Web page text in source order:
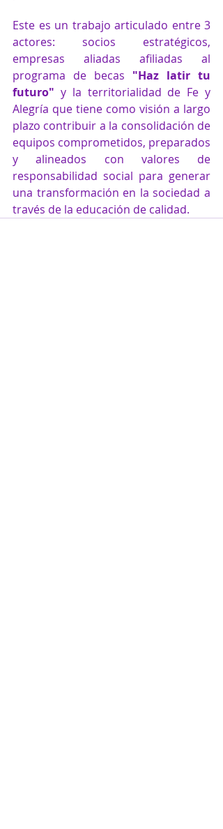
Este es un trabajo articulado entre 3
actores: socios estratégicos,
empresas aliadas afiliadas al
programa de becas "Haz latir tu
futuro" y la territorialidad de Fe y
Alegría que tiene como visión a largo
plazo contribuir a la consolidación de
equipos comprometidos, preparados
y alineados con valores de
responsabilidad social para generar
una transformación en la sociedad a
través de la educación de calidad.